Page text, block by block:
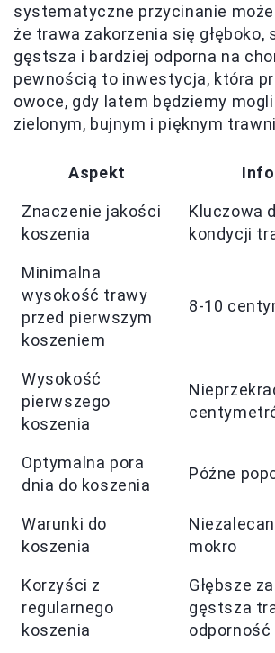
systematyczne przycinanie
że trawa zakorzenia się głęboko,
gęstsza i bardziej odporna na
pewnością to inwestycja, która
owoce, gdy latem będziemy
zielonym, bujnym i pięknym
Aspekt
Znaczenie jakości
koszenia
Kluczowa
kondycji
Minimalna
wysokość trawy
przed pierwszym
koszeniem
8-10
Wysokość
pierwszego
koszenia
Optymalna pora
dnia do koszenia
Późne
Warunki do
koszenia
mokro
Korzyści z
regularnego
koszenia
Głębsze
gęstsza
odporność